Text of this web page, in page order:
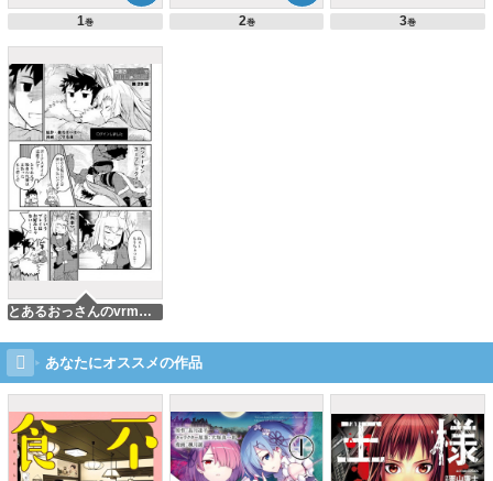
1巻 2巻 3巻
とあるおっさんのvrmmo活動記 29話～35話
あなたにオススメの作品